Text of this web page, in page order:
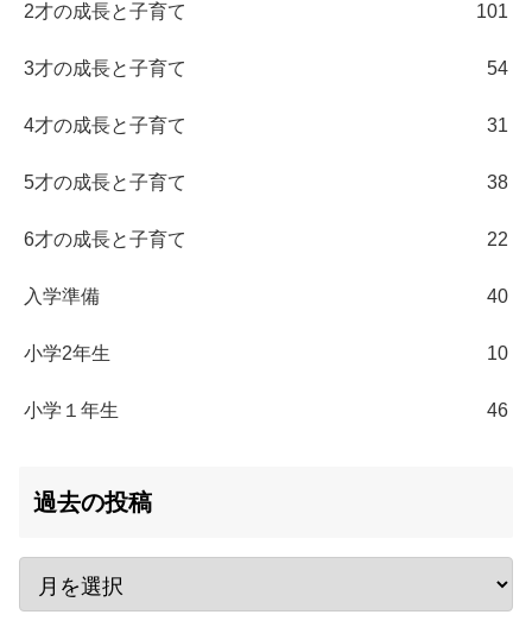
2才の成長と子育て 101
3才の成長と子育て 54
4才の成長と子育て 31
5才の成長と子育て 38
6才の成長と子育て 22
入学準備 40
小学2年生 10
小学１年生 46
過去の投稿